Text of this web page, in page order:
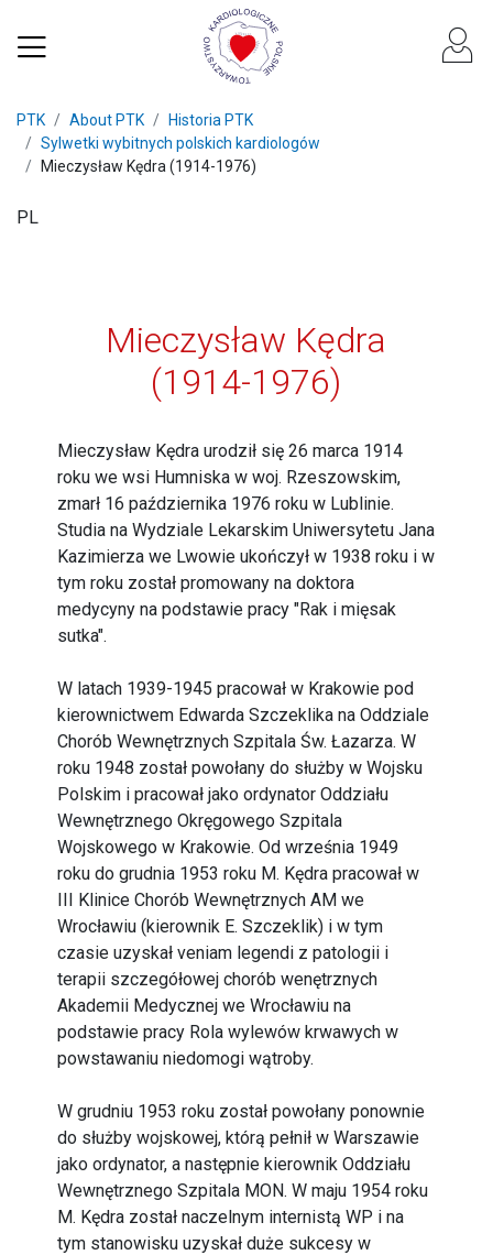
PTK About PTK
Historia PTK
Sylwetki wybitnych polskich kardiologów
Mieczysław Kędra (1914-1976)
PL
Mieczysław Kędra
(1914-1976)
Mieczysław Kędra urodził się 26 marca 1914
roku we wsi Humniska w woj. Rzeszowskim,
zmarł 16 października 1976 roku w Lublinie.
Studia na Wydziale Lekarskim Uniwersytetu Jana
Kazimierza we Lwowie ukończył w 1938 roku i w
tym roku został promowany na doktora
medycyny na podstawie pracy "Rak i mięsak
sutka".
W latach 1939-1945 pracował w Krakowie pod
kierownictwem Edwarda Szczeklika na Oddziale
Chorób Wewnętrznych Szpitala Św. Łazarza. W
roku 1948 został powołany do służby w Wojsku
Polskim i pracował jako ordynator Oddziału
Wewnętrznego Okręgowego Szpitala
Wojskowego w Krakowie. Od września 1949
roku do grudnia 1953 roku M. Kędra pracował w
III Klinice Chorób Wewnętrznych AM we
Wrocławiu (kierownik E. Szczeklik) i w tym
czasie uzyskał veniam legendi z patologii i
terapii szczegółowej chorób wenętrznych
Akademii Medycznej we Wrocławiu na
podstawie pracy Rola wylewów krwawych w
powstawaniu niedomogi wątroby.
W grudniu 1953 roku został powołany ponownie
do służby wojskowej, którą pełnił w Warszawie
jako ordynator, a następnie kierownik Oddziału
Wewnętrznego Szpitala MON. W maju 1954 roku
M. Kędra został naczelnym internistą WP i na
tym stanowisku uzyskał duże sukcesy w